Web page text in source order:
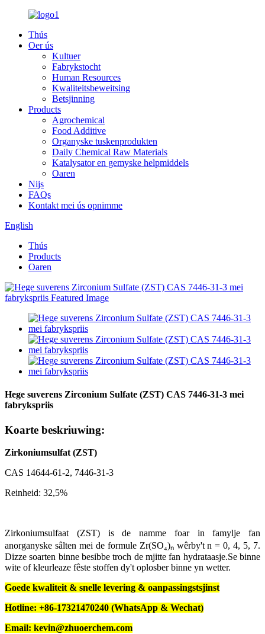
Thús
Oer ús
Kultuer
Fabrykstocht
Human Resources
Kwaliteitsbeweitsing
Betsjinning
Products
Agrochemical
Food Additive
Organyske tuskenprodukten
Daily Chemical Raw Materials
Katalysator en gemyske helpmiddels
Oaren
Nijs
FAQs
Kontakt mei ús opnimme
English
Thús
Products
Oaren
Hege suverens Zirconium Sulfate (ZST) CAS 7446-31-3 mei
fabrykspriis
Koarte beskriuwing:
Zirkoniumsulfat (ZST)
CAS 14644-61-2, 7446-31-3
Reinheid: 32,5%
Zirkoniumsulfaat (ZST) is de namme foar in famylje fan
anorganyske sâlten mei de formule Zr(SO₄)ₙ wêrby't n = 0, 4, 5, 7.
Dizze soarten binne besibbe troch de mjitte fan hydrataasje.Se binne
wite of kleurleaze fêste stoffen dy't oplosber binne yn wetter.
Goede kwaliteit & snelle levering & oanpassingstsjinst
Hotline: +86-17321470240 (WhatsApp & Wechat)
Email: kevin@zhuoerchem.com